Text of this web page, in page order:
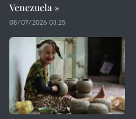
Venezuela »
08/07/2026 03:25